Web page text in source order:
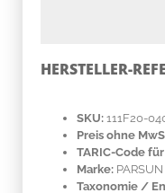
HERSTELLER-
SKU: 111F20-
Preis ohne
TARIC-Code
Marke: PARSUN
Taxonomie /